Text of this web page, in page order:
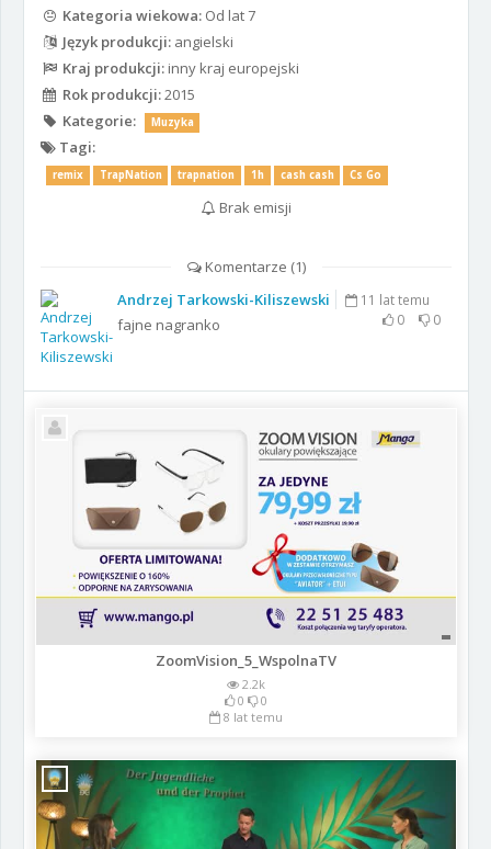
Kategoria wiekowa:Od lat 7
Język produkcji:angielski
Kraj produkcji:inny kraj europejski
Rok produkcji:2015
Kategorie:
Muzyka
Tagi:
remix TrapNation trapnation 1h cash cash Cs Go
Brak emisji
Komentarze (1)
Andrzej Tarkowski-Kiliszewski
11 lat temu
0
0
fajne nagranko
ZoomVision_5_WspolnaTV
2.2k
0
0
8 lat temu